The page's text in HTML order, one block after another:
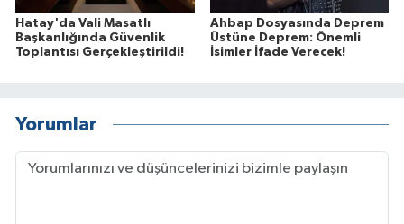
Hatay'da Vali Masatlı
Başkanlığında Güvenlik
Toplantısı Gerçekleştirildi!
Ahbap Dosyasında Deprem
Üstüne Deprem: Önemli
İsimler İfade Verecek!
Yorumlar